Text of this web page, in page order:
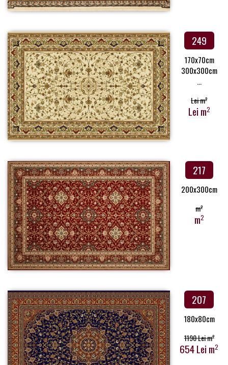
249
170x70cm
300x300cm
...
Lei m2
Lei m2
217
200x300cm
m2
m2
207
180x80cm
1190 Lei m2
654 Lei m2